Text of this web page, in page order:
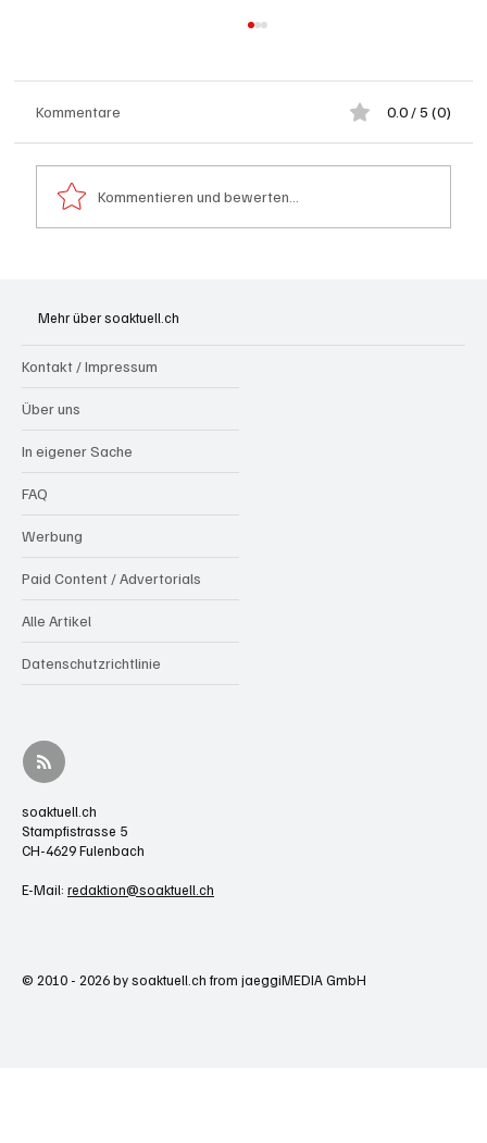
Kommentare 0.0 / 5 (0)
Kommentieren und bewerten...
Mehr über soaktuell.ch
Kontakt / Impressum
Über uns
In eigener Sache
FAQ
Werbung
Paid Content / Advertorials
Alle Artikel
Datenschutzrichtlinie
soaktuell.ch
Stampfistrasse 5
CH-4629 Fulenbach
E-Mail: redaktion@soaktuell.ch
© 2010 - 2026 by soaktuell.ch from jaeggiMEDIA GmbH